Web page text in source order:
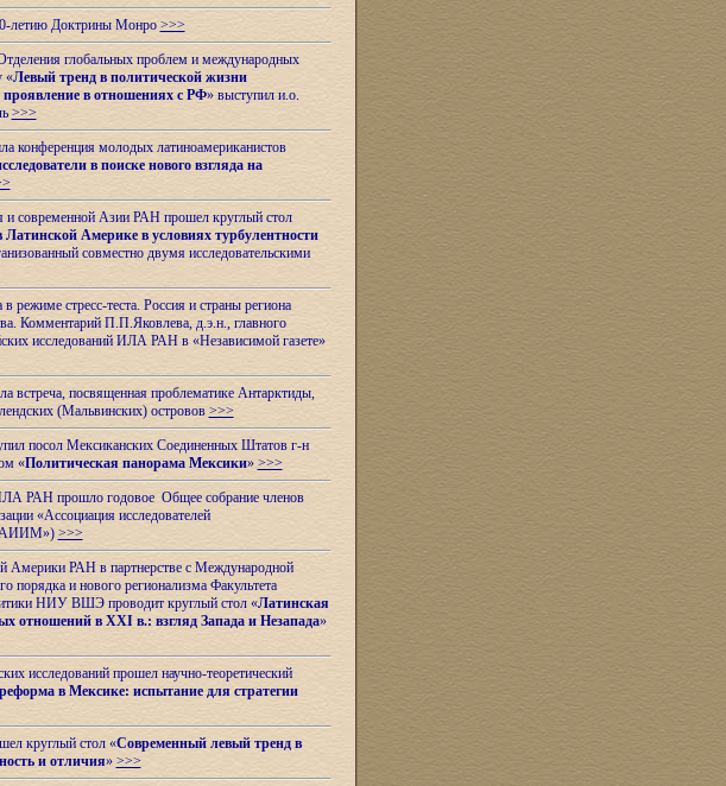
летию Доктрины Монро>>>
глобальных проблем и международных
«Левый тренд в политической жизни
проявление в отношениях с РФ» выступил и.о.
>>>
молодых латиноамериканистов
в поиске нового взгляда на
и современной Азии РАН прошел круглый стол
ЛатинскойАмерике в условиях турбулентности
совместно двумя исследовательскими
режиме стресс-теста. Россия и страны региона
Комментарий П.П.Яковлева, д.э.н., главного
исследований ИЛА РАН в «Независимой газете»
посвященная проблематике Антарктиды,
(Мальвинских) островов >>>
посол Мексиканских Соединенных Штатов г-н
«Политическая панорама Мексики» >>>
РАН прошло годовое Общее собрание членов
«Ассоциация исследователей
«АИИМ») >>>
Америки РАН в партнерстве с Международной
порядка и нового регионализма Факультета
НИУ ВШЭ проводит круглый стол «Латинская
отношений в XXI в.: взгляд Запада и Незапада»
исследований прошел научно-теоретический
в Мексике: испытание для стратегии
круглый стол «Современный левый тренд в
и отличия» >>>